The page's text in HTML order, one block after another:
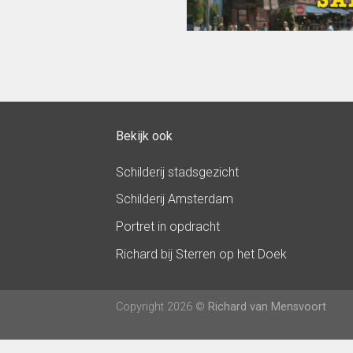
Bekijk ook
Schilderij stadsgezicht
Schilderij Amsterdam
Portret in opdracht
Richard bij Sterren op het Doek
Copyright 2026 © Richard van Mensvoort